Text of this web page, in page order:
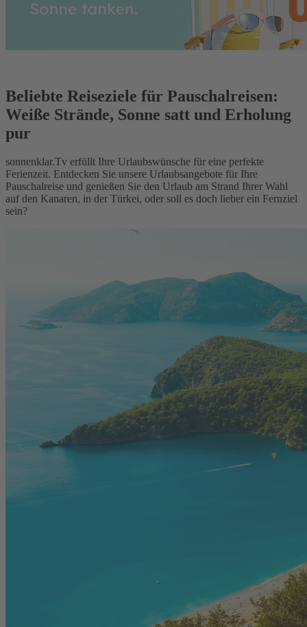
Beliebte Reiseziele für Pauschalreisen:
Weiße Strände, Sonne satt und Erholung
pur
sonnenklar.Tv erfüllt Ihre Urlaubswünsche für eine perfekte
Ferienzeit. Entdecken Sie unsere Urlaubsangebote für Ihre
Pauschalreise und genießen Sie den Urlaub am Strand Ihrer Wahl
auf den Kanaren, in der Türkei, oder soll es doch lieber ein Fernziel
sein?